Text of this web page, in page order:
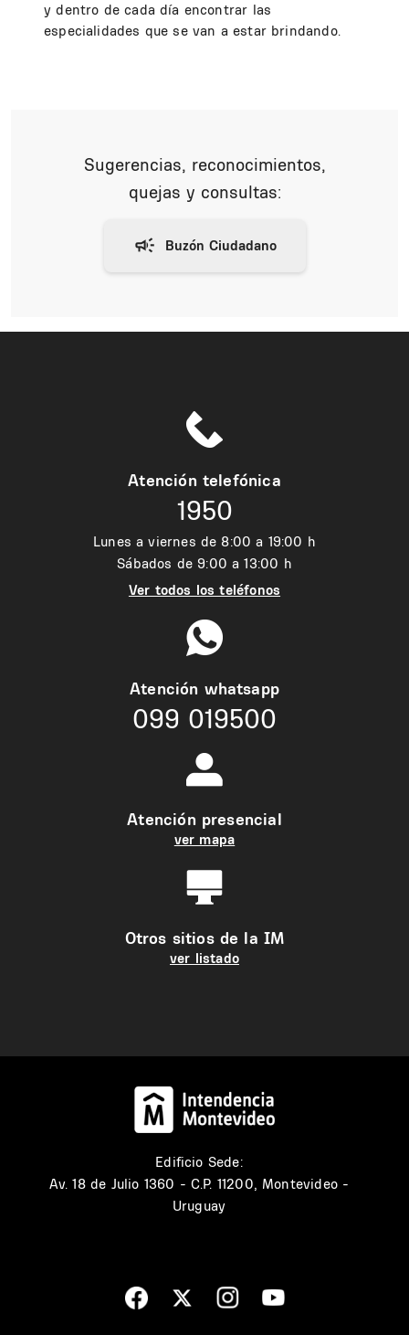
y dentro de cada día encontrar las
especialidades que se van a estar brindando.
Sugerencias, reconocimientos,
quejas y consultas:
Atención telefónica
1950
Lunes a viernes de 8:00 a 19:00 h
Sábados de 9:00 a 13:00 h
Ver todos los teléfonos
Atención whatsapp
099 019500
Atención presencial
ver mapa
Otros sitios de la IM
ver listado
Edificio Sede:
Av. 18 de Julio 1360 - C.P. 11200, Montevideo -
Uruguay